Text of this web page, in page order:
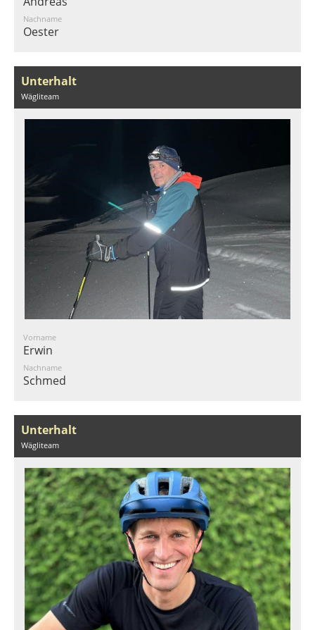
Nachname
Oester
Unterhalt
Wägliteam
Vorname
Erwin
Nachname
Schmed
Unterhalt
Wägliteam